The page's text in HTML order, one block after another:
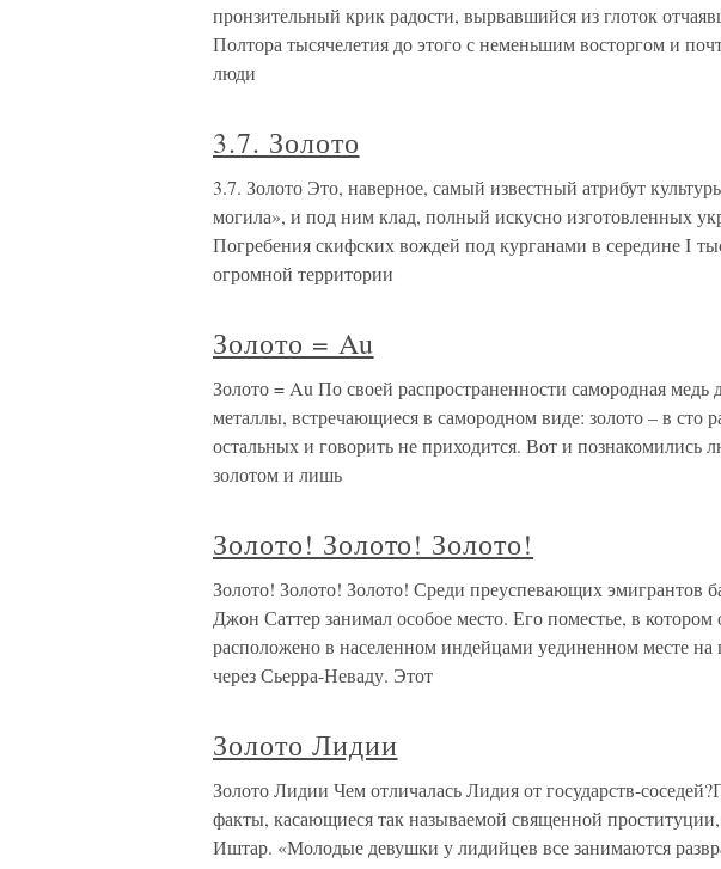
пронзительный крик радости, вырвавшийся из глоток
Полтора тысячелетия до этого с неменьшим восторгом и
люди
3.7. Золото
3.7. Золото Это, наверное, самый известный атрибут
могила», и под ним клад, полный искусно изготовленных
Погребения скифских вождей под курганами в середине I
огромной территории
Золото = Au
Золото = Au По своей распространенности самородная медь
металлы, встречающиеся в самородном виде: золото – в сто
остальных и говорить не приходится. Вот и познакомились
золотом и лишь
Золото! Золото! Золото!
Золото! Золото! Золото! Среди преуспевающих эмигрантов
Джон Саттер занимал особое место. Его поместье, в
расположено в населенном индейцами уединенном месте
через Сьерра-Неваду. Этот
Золото Лидии
Золото Лидии Чем отличалась Лидия от государств-
факты, касающиеся так называемой священной
Иштар. «Молодые девушки у лидийцев все занимаются